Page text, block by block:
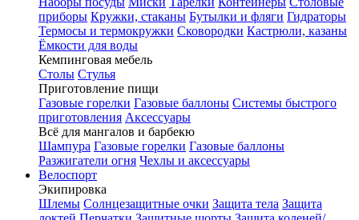
приборы Кружки, стаканы Бутылки и фляги Гидраторы
Термосы и термокружки Сковородки Кастрюли, казаны
Ёмкости для воды
Кемпинговая мебель
Столы Стулья
Приготовление пищи
Газовые горелки Газовые баллоны Системы быстрого
приготовления Аксессуары
Всё для мангалов и барбекю
Шампура Газовые горелки Газовые баллоны
Разжигатели огня Чехлы и аксессуары
Велоспорт
Экипировка
Шлемы Солнцезащитные очки Защита тела Защита